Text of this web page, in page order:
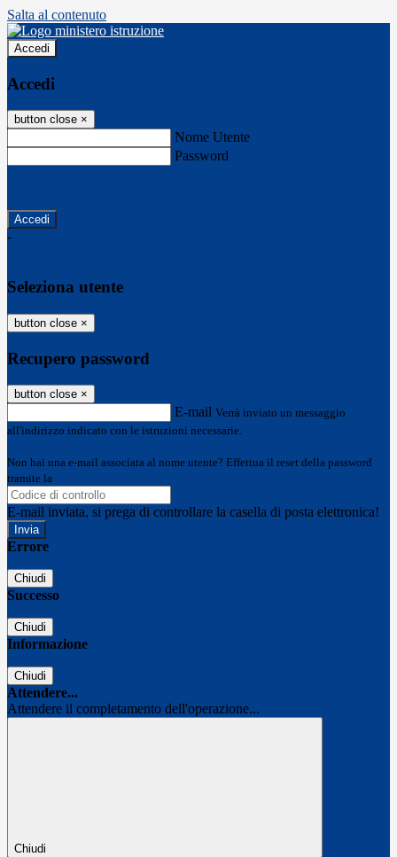
Salta al contenuto
Accedi
Accedi
button close ×
Nome Utente
Password
-
Seleziona utente
button close ×
Recupero password
button close ×
E-mail Verrà inviato un messaggio
all'indirizzo indicato con le istruzioni necessarie.
Non hai una e-mail associata al nome utente? Effettua il reset della password
tramite la
E-mail inviata, si prega di controllare la casella di posta elettronica!
Errore
Chiudi
Successo
Chiudi
Informazione
Chiudi
Attendere...
Attendere il completamento dell'operazione...
Chiudi